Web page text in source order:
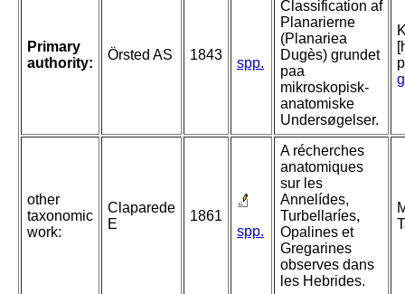
Primary
authority:
Örsted AS 1843
spp.
Classification af
Planarierne
(Planariea
Dugès) grundet
paa
mikroskopisk-
anatomiske
Undersøgelser.
other
taxonomic
work:
Claparede
E
1861
spp.
A récherches
anatomiques
sur les
Annelídes,
Turbellaríes,
Opalines et
Gregarines
observes dans
les Hebrides.